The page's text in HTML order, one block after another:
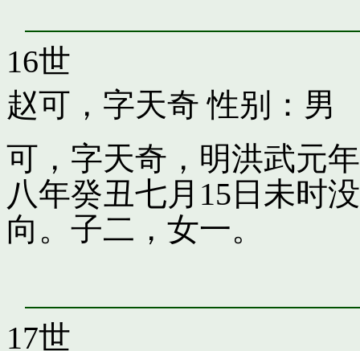
16世
赵可，字天奇 性别：男
可，字天奇，明洪武元
八年癸丑七月15日未时
向。子二，女一。
17世